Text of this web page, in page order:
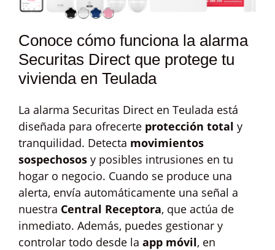
Conoce cómo funciona la alarma
Securitas Direct que protege tu
vivienda en Teulada
La alarma Securitas Direct en Teulada está
diseñada para ofrecerte protección total y
tranquilidad. Detecta movimientos
sospechosos y posibles intrusiones en tu
hogar o negocio. Cuando se produce una
alerta, envía automáticamente una señal a
nuestra Central Receptora, que actúa de
inmediato. Además, puedes gestionar y
controlar todo desde la app móvil, en